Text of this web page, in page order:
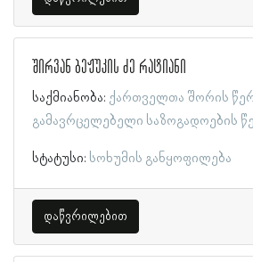
შირვან ბეჟუკის ძე რატიანი
საქმიანობა: ქართველთა შორის
გამავრცელებელი საზოგადოების
სტატუსი: სოხუმის განყოფილება
დაწვრილებით